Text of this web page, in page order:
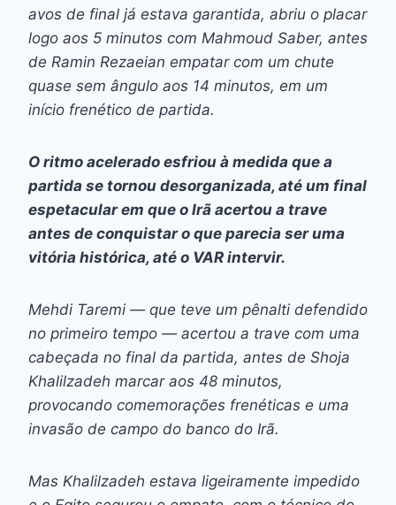
avos de final já estava garantida, abriu o placar
logo aos 5 minutos com Mahmoud Saber, antes
de Ramin Rezaeian empatar com um chute
quase sem ângulo aos 14 minutos, em um
início frenético de partida.
O ritmo acelerado esfriou à medida que a
partida se tornou desorganizada, até um final
espetacular em que o Irã acertou a trave
antes de conquistar o que parecia ser uma
vitória histórica, até o VAR intervir.
Mehdi Taremi — que teve um pênalti defendido
no primeiro tempo — acertou a trave com uma
cabeçada no final da partida, antes de Shoja
Khalilzadeh marcar aos 48 minutos,
provocando comemorações frenéticas e uma
invasão de campo do banco do Irã.
Mas Khalilzadeh estava ligeiramente impedido